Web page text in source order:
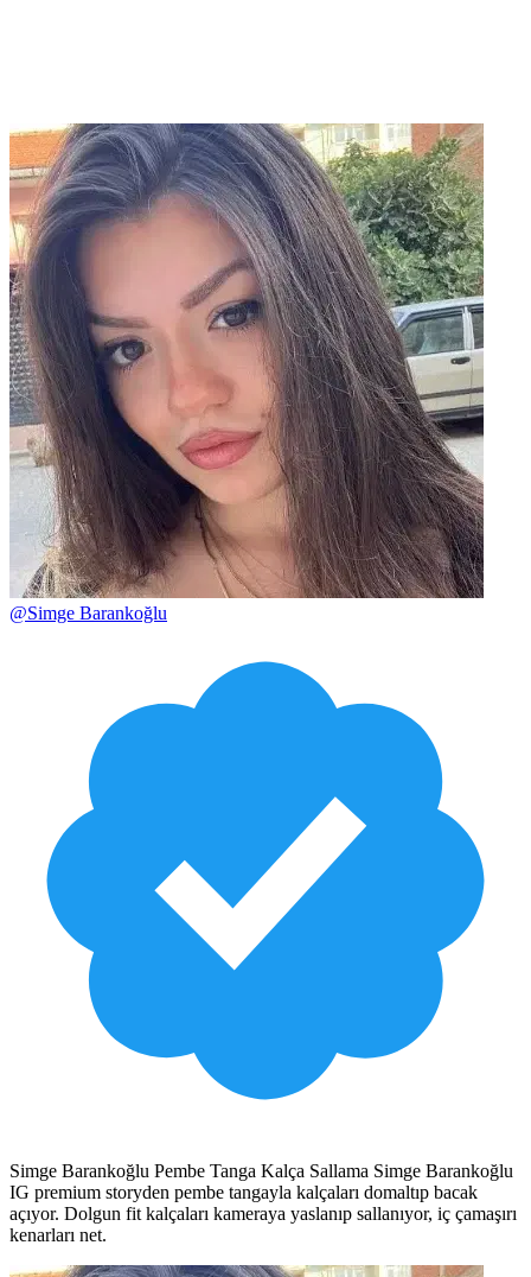
@Simge Barankoğlu
Simge Barankoğlu Pembe Tanga Kalça Sallama Simge Barankoğlu
IG premium storyden pembe tangayla kalçaları domaltıp bacak
açıyor. Dolgun fit kalçaları kameraya yaslanıp sallanıyor, iç çamaşırı
kenarları net.